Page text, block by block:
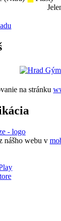
na stránku
nášho webu v